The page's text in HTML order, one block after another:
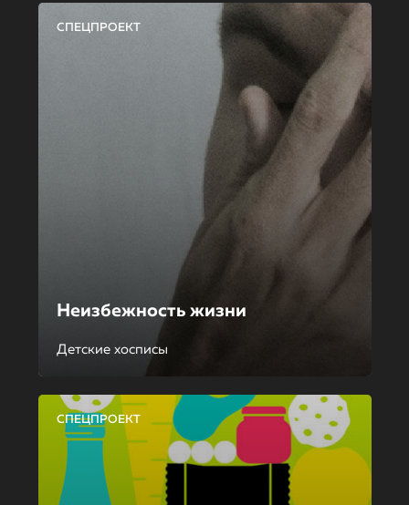
СПЕЦПРОЕКТ
Неизбежность жизни
Детские хосписы
СПЕЦПРОЕКТ